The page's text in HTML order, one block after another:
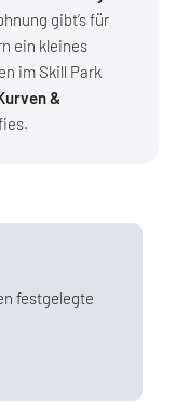
gibt’s für
ein kleines
im Skill Park
&
festgelegte